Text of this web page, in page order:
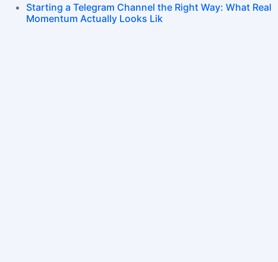
Starting a Telegram Channel the Right Way: What Real
Momentum Actually Looks Lik